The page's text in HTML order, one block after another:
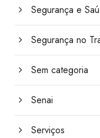
Segurança e
Segurança no
Sem categoria
Senai
Serviços